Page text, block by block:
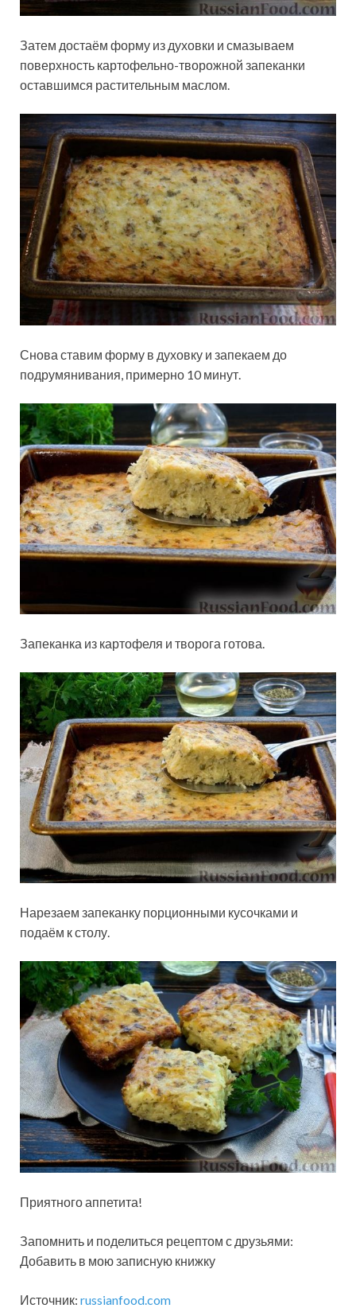
Затем достаём форму из духовки и смазываем
поверхность картофельно-творожной запеканки
оставшимся растительным маслом.
Снова ставим форму в духовку и запекаем до
подрумянивания, примерно 10 минут.
Запеканка из картофеля и творога готова.
Нарезаем запеканку порционными кусочками и
подаём к столу.
Приятного аппетита!
Запомнить и поделиться рецептом с друзьями:
Добавить в мою записную книжку
Источник: russianfood.com